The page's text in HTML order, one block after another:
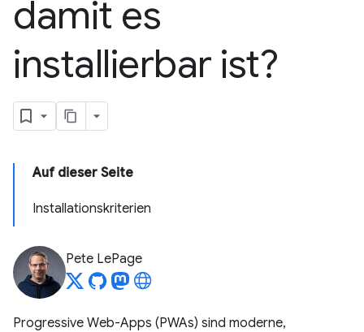
damit es
installierbar ist?
Auf dieser Seite
Installationskriterien
Pete LePage
Progressive Web-Apps (PWAs) sind moderne,